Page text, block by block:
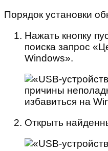
Порядок установки
Нажать кнопку
поиска запрос
Windows».
Открыть